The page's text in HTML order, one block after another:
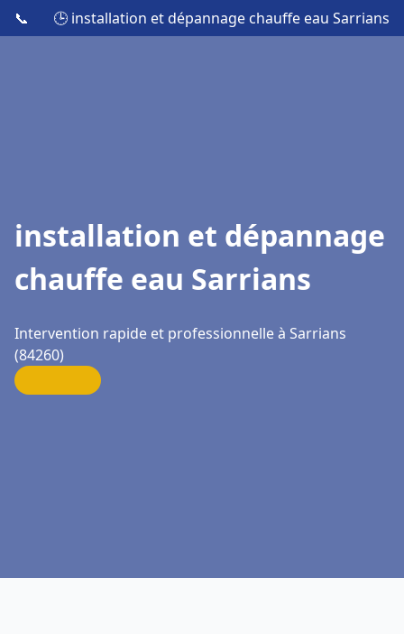
📞 🕒 installation et dépannage chauffe eau Sarrians
installation et dépannage
chauffe eau Sarrians
Intervention rapide et professionnelle à Sarrians
(84260)